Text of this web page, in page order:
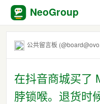
NeoGroup
公共留言板
在抖音商城买了
脖锁喉。退货时